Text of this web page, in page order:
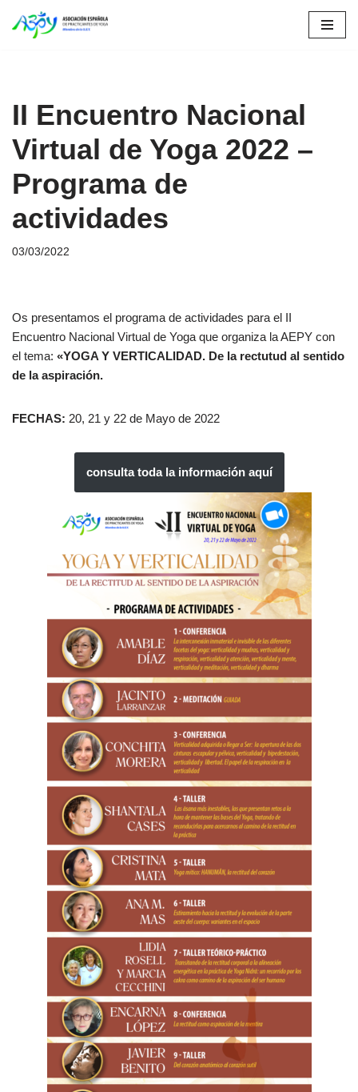
Saltar
II Encuentro Nacional
Virtual de Yoga 2022 –
Programa de
actividades
03/03/2022
Os presentamos el programa de actividades para el II
Encuentro Nacional Virtual de Yoga que organiza la AEPY con
el tema: «YOGA Y VERTICALIDAD. De la rectutud al sentido
de la aspiración.
FECHAS: 20, 21 y 22 de Mayo de 2022
consulta toda la información aquí